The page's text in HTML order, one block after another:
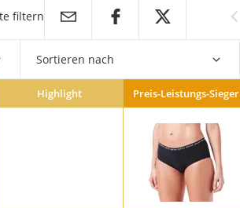
filtern
Sortieren nach
Highlight Preis-Leistungs-Sieger